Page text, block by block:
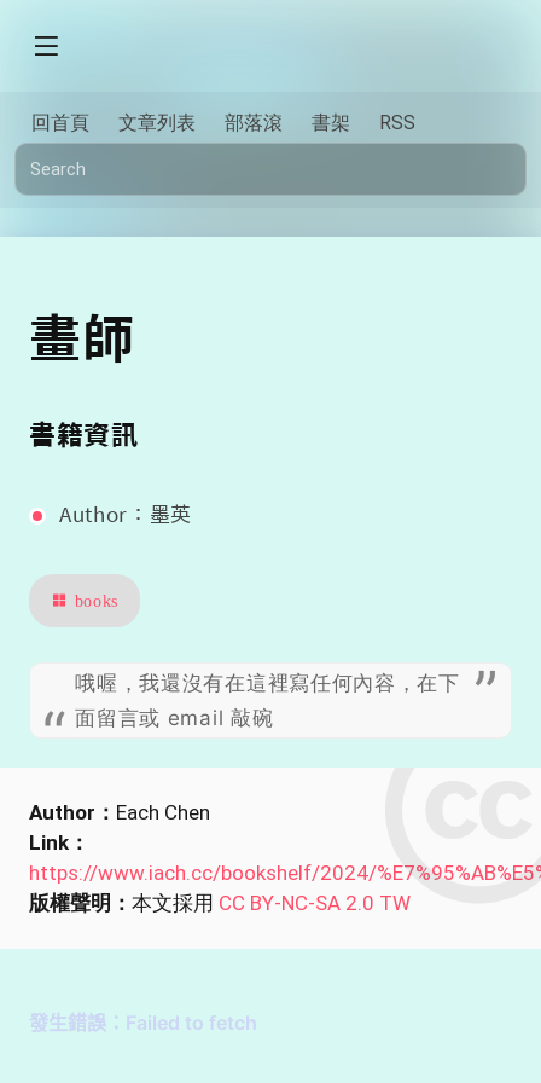
回首頁 文章列表 部落滾 書架 RSS
畫師
書籍資訊
Author：墨英
books
哦喔，我還沒有在這裡寫任何內容，在下
面留言或 email 敲碗
Author： Each Chen
Link：
https://www.iach.cc/bookshelf/2024/
版權聲明： 本文採用 CC BY-NC-SA 2.0 TW